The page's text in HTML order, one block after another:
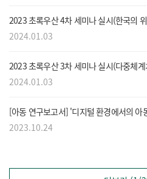
2023 초록우산 4차 세미나 실시(한국의
2024.01.03
2023 초록우산 3차 세미나 실시(다중체
2024.01.03
[아동 연구보고서] '디지털 환경에서의 아
2023.10.24